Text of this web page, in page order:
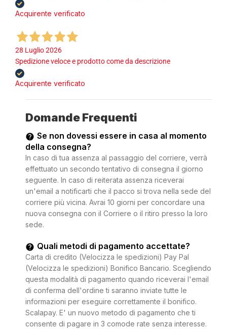
Acquirente verificato
28 Luglio 2026
Spedizione veloce e prodotto come da descrizione
Acquirente verificato
Domande Frequenti
Se non dovessi essere in casa al momento
della consegna?
In caso di tua assenza al passaggio del corriere, verrà
effettuato un secondo tentativo di consegna il giorno
seguente. In caso di reiterata assenza riceverai
un'email a notificarti che il pacco si trova nella sede del
corriere più vicina. Avrai 10 giorni per concordare una
nuova consegna con il Corriere o il ritiro presso la loro
sede.
Quali metodi di pagamento accettate?
Carta di credito (Velocizza le spedizioni) Pay Pal
(Velocizza le spedizioni) Bonifico Bancario. Scegliendo
questa modalità di pagamento quando riceverai l'email
di conferma dell'ordine ti saranno inviate tutte le
informazioni per eseguire correttamente il bonifico.
Scalapay. E' un nuovo metodo di pagamento che ti
consente di pagare in 3 comode rate senza interesse.